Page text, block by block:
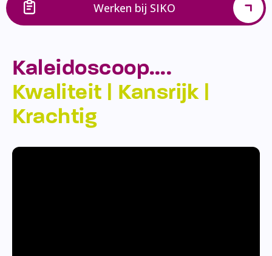
Werken bij SIKO
Kaleidoscoop….
Kwaliteit | Kansrijk |
Krachtig